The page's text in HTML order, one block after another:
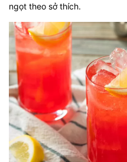
ngọt theo sở thích.